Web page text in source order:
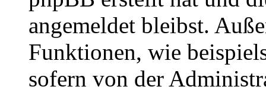
angemeldet bleibst.
Funktionen, wie
sofern von der